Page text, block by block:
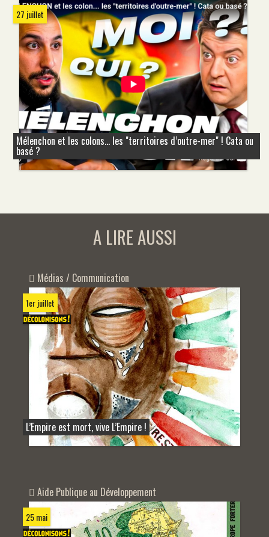
27 juillet
Mélenchon et les colons... les "territoires d’outre-mer" ! Cata ou
basé ?
A LIRE AUSSI
Médias / Communication
1er juillet
L’Empire est mort, vive L’Empire !
Aide Publique au Développement
25 mai